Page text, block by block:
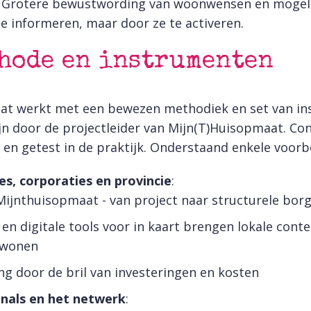
bewustwording van woonwensen en
informeren, maar door ze te activeren.
en instrumenten
werkt met een bewezen methodiek en set van
door de projectleider van Mijn(T)Huisopmaat.
getest in de praktijk. Onderstaand enkele
corporaties en provincie:
- van project naar structurele
digitale tools voor in kaart brengen lokale
door de bril van investeringen en kosten
en het netwerk: